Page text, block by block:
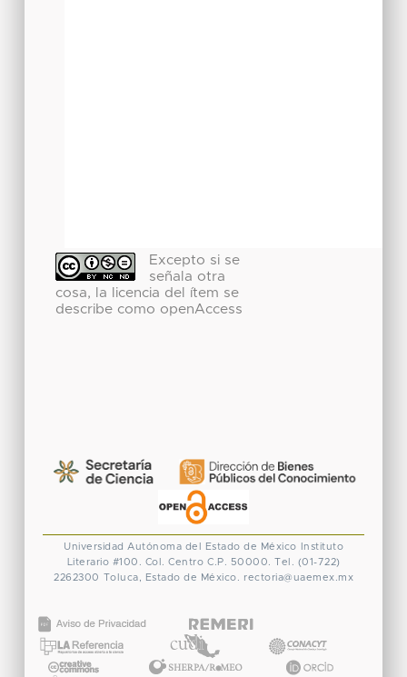
Excepto si se
señala otra
cosa, la licencia del ítem se
describe como openAccess
Universidad Autónoma del Estado de México
Instituto
Literario #100. Col. Centro C.P. 50000. Tel. (01-722)
2262300 Toluca, Estado de México. rectoria@uaemex.mx